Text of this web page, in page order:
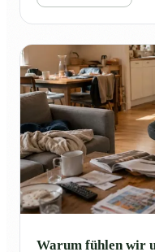
Warum fühlen wir